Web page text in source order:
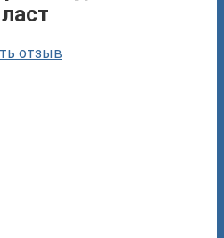
отзыв